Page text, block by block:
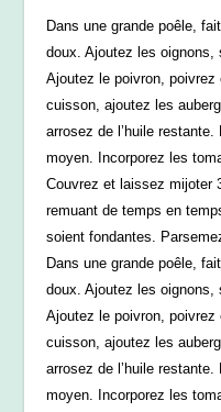
Dans une grande poêle,
doux. Ajoutez les
Ajoutez le poivron,
cuisson, ajoutez les
arrosez de l’huile
moyen. Incorporez les
Couvrez et laissez mijoter
remuant de temps en
soient fondantes.
Dans une grande poêle,
doux. Ajoutez les
Ajoutez le poivron,
cuisson, ajoutez les
arrosez de l’huile
moyen. Incorporez les